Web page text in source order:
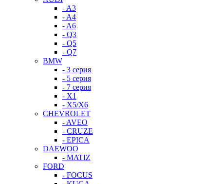
- A3
- A4
- A6
- Q3
- Q5
- Q7
BMW
- 3 серия
- 5 серия
- 7 серия
- X1
- X5/X6
CHEVROLET
- AVEO
- CRUZE
- EPICA
DAEWOO
- MATIZ
FORD
- FOCUS